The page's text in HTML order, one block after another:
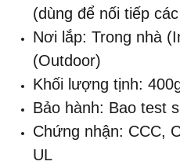
(dùng để nối tiếp
Nơi lắp: Trong nhà
(Outdoor)
Khối lượng tịnh:
Bảo hành: Bao test
Chứng nhận: CCC,
UL